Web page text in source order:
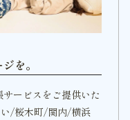
を。
ービスをご提供いた
/桜木町/関内/横浜